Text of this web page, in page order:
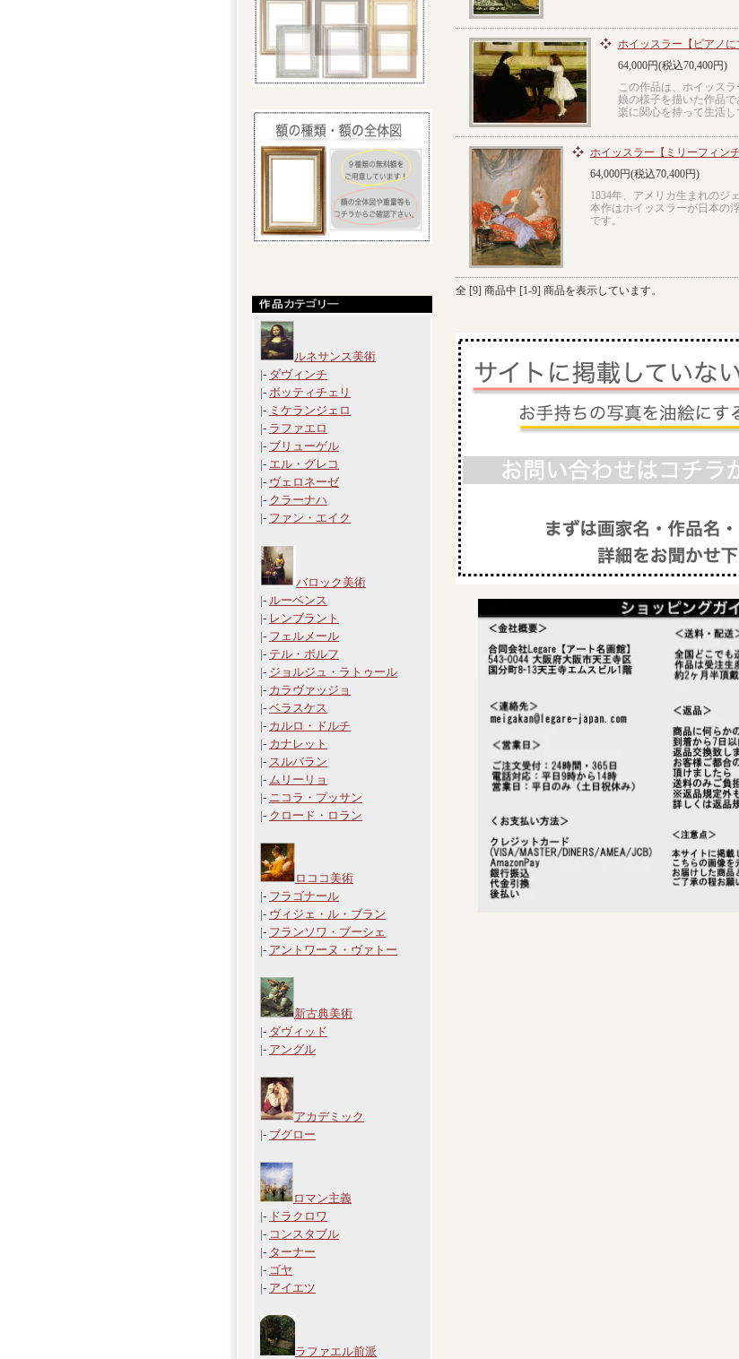
ルネサンス美術
|- ダヴィンチ
|- ボッティチェリ
|- ミケランジェロ
|- ラファエロ
|- ブリューゲル
|- エル・グレコ
|- ヴェロネーゼ
|- クラーナハ
|- ファン・エイク
バロック美術
|- ルーベンス
|- レンブラント
|- フェルメール
|- テル・ボルフ
|- ジョルジュ・ラトゥール
|- カラヴァッジョ
|- ベラスケス
|- カルロ・ドルチ
|- カナレット
|- スルバラン
|- ムリーリョ
|- ニコラ・プッサン
|- クロード・ロラン
ロココ美術
|- フラゴナール
|- ヴィジェ・ル・ブラン
|- フランソワ・ブーシェ
|- アントワーヌ・ヴァトー
新古典美術
|- ダヴィッド
|- アングル
アカデミック
|- ブグロー
ロマン主義
|- ドラクロワ
|- コンスタブル
|- ターナー
|- ゴヤ
|- アイエツ
ラファエル前派
ホイッスラー【ピアノに
64,000円(税込70,400円)
この作品は、ホイッス
娘の様子を描いた作品
楽に関心を持って生活し
ホイッスラー【ミリーフィンチ
64,000円(税込70,400円)
1834年、アメリカ生まれのジ
本作はホイッスラーが日本の
です。
全 [9] 商品中 [1-9] 商品を表示しています。